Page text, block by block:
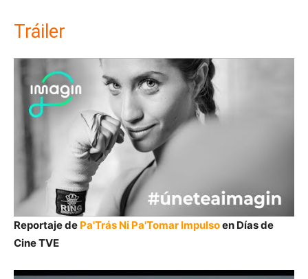
Tráiler
Reportaje de Pa'Trás Ni Pa'Tomar Impulsoen Días de
Cine TVE